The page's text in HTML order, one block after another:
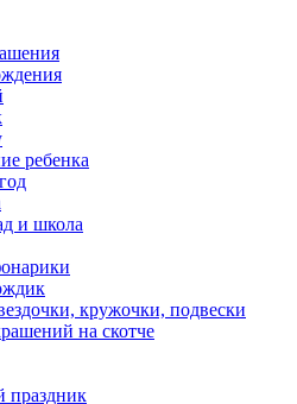
ребенка
и школа
кружочки, подвески
на скотче
праздник